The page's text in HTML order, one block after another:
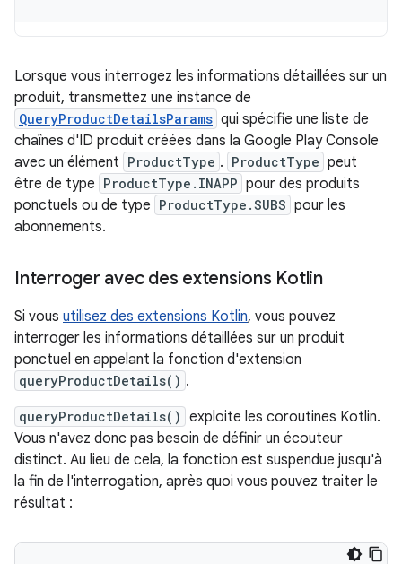
Lorsque vous interrogez les informations détaillées sur un
produit, transmettez une instance de
QueryProductDetailsParams qui spécifie une liste de
chaînes d'ID produit créées dans la Google Play Console
avec un élément ProductType . ProductType peut
être de type ProductType.INAPP pour des produits
ponctuels ou de type ProductType.SUBS pour les
abonnements.
Interroger avec des extensions Kotlin
Si vous utilisez des extensions Kotlin, vous pouvez
interroger les informations détaillées sur un produit
ponctuel en appelant la fonction d'extension
queryProductDetails() .
queryProductDetails() exploite les coroutines Kotlin.
Vous n'avez donc pas besoin de définir un écouteur
distinct. Au lieu de cela, la fonction est suspendue jusqu'à
la fin de l'interrogation, après quoi vous pouvez traiter le
résultat :